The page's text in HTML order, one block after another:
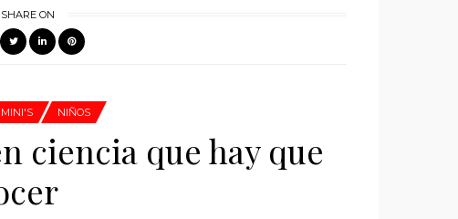
SHARE ON
MINI'S NIÑOS
ciencia que hay que